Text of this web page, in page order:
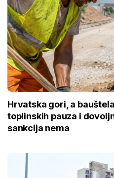
Hrvatska gori, a
toplinskih pauza i
sankcija nema